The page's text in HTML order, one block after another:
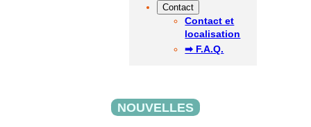
Contact
Contact et
localisation
➡ F.A.Q.
NOUVELLES